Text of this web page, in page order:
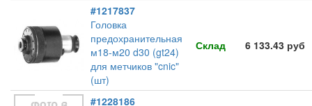
#1217837
Головка
предохранительная
м18-м20 d30 (gt24)
для метчиков "cnic"
(шт)
Склад 6 133.43 руб
#1228186